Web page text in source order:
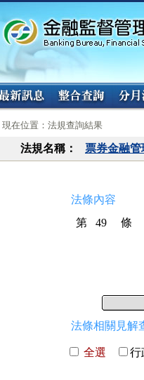
現在位置：法規查詢結果
法規名稱： 票券金融管
法條內容
第 49 條
法條相關見解
全選 行